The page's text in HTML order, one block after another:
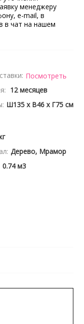
менеджеру
e-mail, в
в чат на нашем
Посмотреть
12 месяцев
Ш135 x В46 x Г75 см
Дерево, Мрамор
0.74 м3